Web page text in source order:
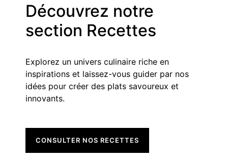
Découvrez notre
section Recettes
Explorez un univers culinaire riche en
inspirations et laissez-vous guider par nos
idées pour créer des plats savoureux et
innovants.
CONSULTER NOS RECETTES